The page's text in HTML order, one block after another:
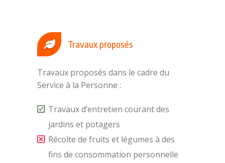
Travaux proposés
Travaux proposés dans le cadre du
Service à la Personne :
Travaux d’entretien courant des
jardins et potagers
Récolte de fruits et légumes à des
fins de consommation personnelle